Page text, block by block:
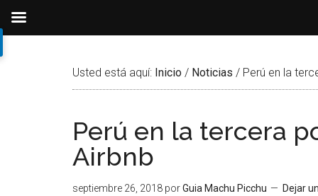
alaal
Usted está aquí: Inicio / Noticias / Perú en la
Perú en la tercera
Airbnb
septiembre 26, 2018 porGuia Machu Picchu Dejar